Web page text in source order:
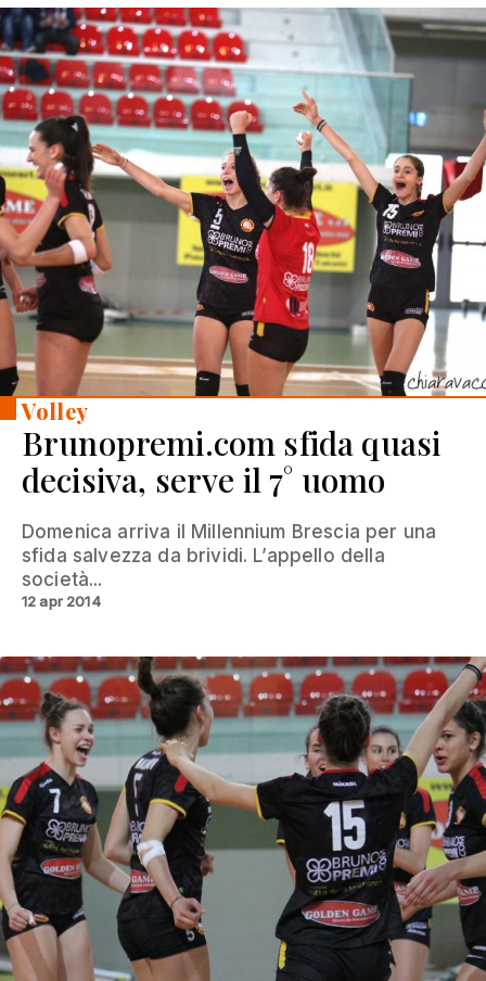
Volley
Brunopremi.com sfida quasi
decisiva, serve il 7° uomo
Domenica arriva il Millennium Brescia per una
sfida salvezza da brividi. L’appello della
società...
12 apr 2014